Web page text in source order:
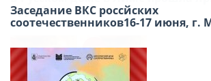
дружбы.
Заседание ВКС россйских
соотечественников16-17 июня, г.